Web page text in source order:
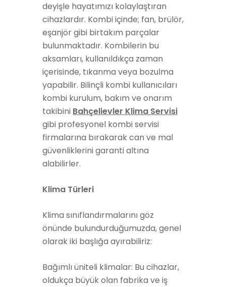
deyişle hayatımızı kolaylaştıran
cihazlardır. Kombi içinde; fan, brülör,
eşanjör gibi birtakım parçalar
bulunmaktadır. Kombilerin bu
aksamları, kullanıldıkça zaman
içerisinde, tıkanma veya bozulma
yapabilir. Bilinçli kombi kullanıcıları
kombi kurulum, bakım ve onarım
takibini Bahçelievler Klima Servisi
gibi profesyonel kombi servisi
firmalarına bırakarak can ve mal
güvenliklerini garanti altına
alabilirler.
Klima Türleri
Klima sınıflandırmalarını göz
önünde bulundurduğumuzda, genel
olarak iki başlığa ayırabiliriz:
Bağımlı üniteli klimalar: Bu cihazlar,
oldukça büyük olan fabrika ve iş